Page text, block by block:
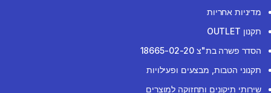
מדיניות אחריות
תקנון OUTLET
הסדר פשרה בת"צ 18665-02-20
תקנוני הטבות, מבצעים ופעילויות
שירותי תיקונים ותחזוקה למוצרים